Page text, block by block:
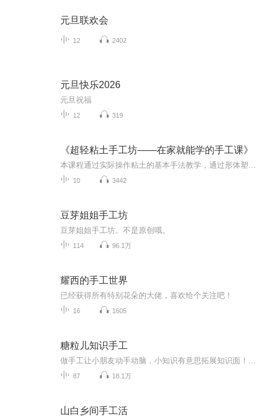
元旦联欢会
12 2402
元旦快乐2026
元旦祝福
12 319
《超轻粘土手工坊——在家就能学的手工课》
10 3442
豆芽姐姐手工坊
豆芽姐姐手工坊。不是原创哦。
114 96.1万
耀西的手工世界
已经获得所有特别花朵的大佬，喜欢给个关注吧！
16 1605
糖粒儿知识手工
87 18.1万
山白乡间手工活